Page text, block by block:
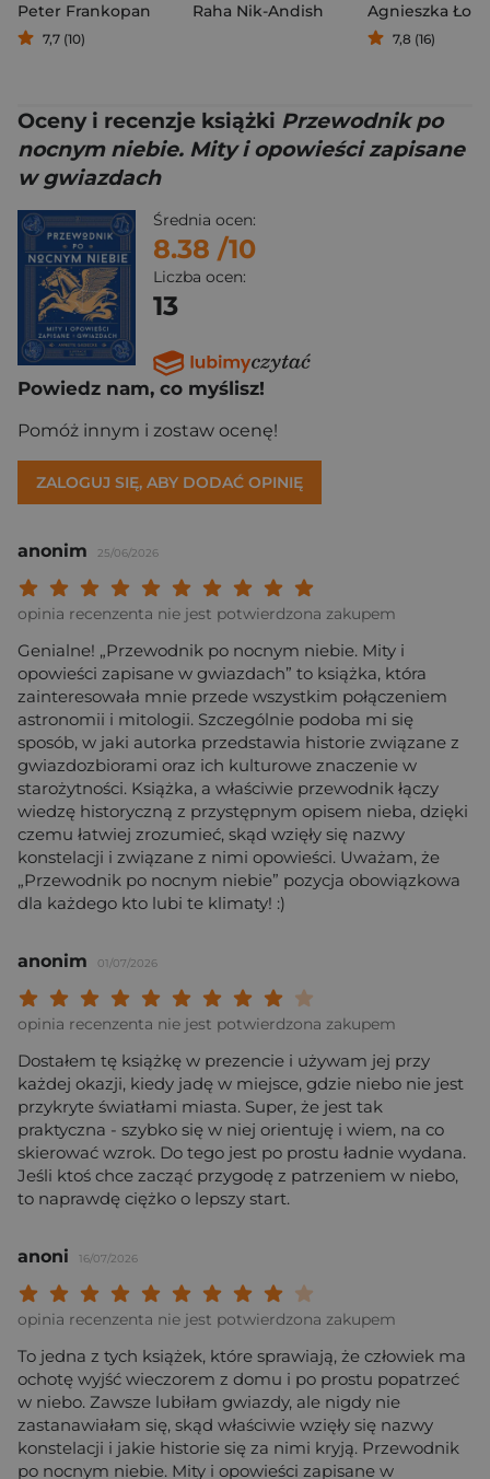
Peter Frankopan
7,7 (10)
Raha Nik-Andish
7,8 (16)
Oceny i recenzje książki Przewodnik po
nocnym niebie. Mity i opowieści zapisane
w gwiazdach
Średnia ocen:
8.38 /10
Liczba ocen:
13
Powiedz nam, co myślisz!
Pomóż innym i zostaw ocenę!
ZALOGUJ SIĘ, ABY DODAĆ OPINIĘ
anonim 25/06/2026
Twoja ocena:
Twoja ocena: Wybitna 9/
Twoja ocena: Rewelacyjna 8/
Twoja ocena: Bardzo dobra 7/10"
Twoja ocena: Dobra 6/10"
Twoja ocena: Przeciętna 5/10"
Twoja ocena: Może być 4/10"
Twoja ocena: Słaba 3/10"
Twoja ocena: Bardzo słaba 2/10"
Twoja ocena: Beznadziejna 1/10"
opinia recenzenta nie jest potwierdzona zakupem
Genialne! „Przewodnik po nocnym niebie. Mity i
opowieści zapisane w gwiazdach” to książka, która
zainteresowała mnie przede wszystkim połączeniem
astronomii i mitologii. Szczególnie podoba mi się
sposób, w jaki autorka przedstawia historie związane z
gwiazdozbiorami oraz ich kulturowe znaczenie w
starożytności. Książka, a właściwie przewodnik łączy
wiedzę historyczną z przystępnym opisem nieba, dzięki
czemu łatwiej zrozumieć, skąd wzięły się nazwy
konstelacji i związane z nimi opowieści. Uważam, że
„Przewodnik po nocnym niebie” pozycja obowiązkowa
dla każdego kto lubi te klimaty! :)
anonim 01/07/2026
Twoja ocena:
Twoja ocena: Wybitna 9/
Twoja ocena: Rewelacyjna 8/
Twoja ocena: Bardzo dobra 7/10"
Twoja ocena: Dobra 6/10"
Twoja ocena: Przeciętna 5/10"
Twoja ocena: Może być 4/10"
Twoja ocena: Słaba 3/10"
Twoja ocena: Bardzo słaba 2/10"
Twoja ocena: Beznadziejna 1/10"
opinia recenzenta nie jest potwierdzona zakupem
Dostałem tę książkę w prezencie i używam jej przy
każdej okazji, kiedy jadę w miejsce, gdzie niebo nie jest
przykryte światłami miasta. Super, że jest tak
praktyczna - szybko się w niej orientuję i wiem, na co
skierować wzrok. Do tego jest po prostu ładnie wydana.
Jeśli ktoś chce zacząć przygodę z patrzeniem w niebo,
to naprawdę ciężko o lepszy start.
anoni 16/07/2026
Twoja ocena:
Twoja ocena: Wybitna 9/
Twoja ocena: Rewelacyjna 8/
Twoja ocena: Bardzo dobra 7/10"
Twoja ocena: Dobra 6/10"
Twoja ocena: Przeciętna 5/10"
Twoja ocena: Może być 4/10"
Twoja ocena: Słaba 3/10"
Twoja ocena: Bardzo słaba 2/10"
Twoja ocena: Beznadziejna 1/10"
opinia recenzenta nie jest potwierdzona zakupem
To jedna z tych książek, które sprawiają, że człowiek ma
ochotę wyjść wieczorem z domu i po prostu popatrzeć
w niebo. Zawsze lubiłam gwiazdy, ale nigdy nie
zastanawiałam się, skąd właściwie wzięły się nazwy
konstelacji i jakie historie się za nimi kryją. Przewodnik
po nocnym niebie. Mity i opowieści zapisane w